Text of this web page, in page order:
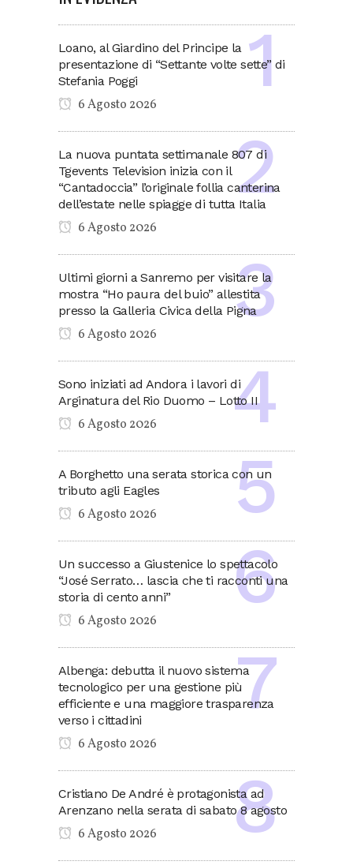
Loano, al Giardino del Principe la
presentazione di “Settante volte sette” di
Stefania Poggi
6 Agosto 2026
La nuova puntata settimanale 807 di
Tgevents Television inizia con il
“Cantadoccia” l’originale follia canterina
dell’estate nelle spiagge di tutta Italia
6 Agosto 2026
Ultimi giorni a Sanremo per visitare la
mostra “Ho paura del buio” allestita
presso la Galleria Civica della Pigna
6 Agosto 2026
Sono iniziati ad Andora i lavori di
Arginatura del Rio Duomo – Lotto II
6 Agosto 2026
A Borghetto una serata storica con un
tributo agli Eagles
6 Agosto 2026
Un successo a Giustenice lo spettacolo
“José Serrato… lascia che ti racconti una
storia di cento anni”
6 Agosto 2026
Albenga: debutta il nuovo sistema
tecnologico per una gestione più
efficiente e una maggiore trasparenza
verso i cittadini
6 Agosto 2026
Cristiano De André è protagonista ad
Arenzano nella serata di sabato 8 agosto
6 Agosto 2026